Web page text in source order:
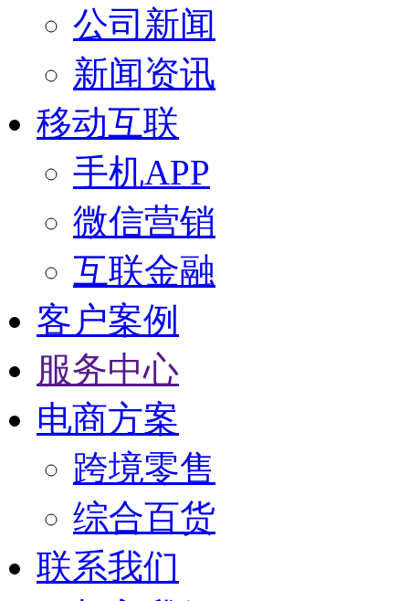
公司新闻
新闻资讯
移动互联
手机APP
微信营销
互联金融
客户案例
服务中心
电商方案
跨境零售
综合百货
联系我们